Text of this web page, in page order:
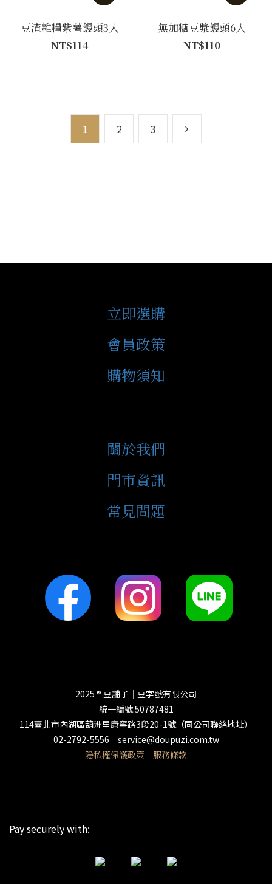
豆渣雜糧紫薯饅頭3入
NT$114
無加糖豆漿饅頭6入
NT$110
1 2 3
立即選購
會員政策
購物須知
關於我們
門市資訊
常見問題
2025 ® 豆舖子│豆字號有限公司
統一編號 50787481
114臺北市內湖區葫洲里康寧路3段20-1號（同公司聯絡地址）
02-2792-5556│service@doupuzi.com.tw
隱私權保護政策 │ 服務條款
Pay securely with: